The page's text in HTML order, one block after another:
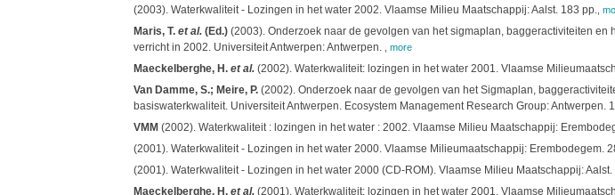
(2003). Waterkwaliteit - Lozingen in het water 2002. Vlaamse Milieu Maatschappij: Aalst. 183 pp.
Maris, T. et al.(Ed.)(2003). Onderzoek naar de gevolgen van het sigmaplan, baggeractiviteiten
verricht in 2002. Universiteit Antwerpen: Antwerpen.
more
Maeckelberghe, H. et al.(2002). Waterkwaliteit: lozingen in het water 2001. Vlaamse
Van Damme, S.; Meire, P.(2002). Onderzoek naar de gevolgen van het Sigmaplan,
basiswaterkwaliteit. Universiteit Antwerpen. Ecosystem Management Research Group: Antwerpen.
VMM (2002). Waterkwaliteit : lozingen in het water : 2002. Vlaamse Milieu Maatschappij:
(2001). Waterkwaliteit - Lozingen in het water 2000. Vlaamse Milieumaatschappij: Erembodegem.
(2001). Waterkwaliteit - Lozingen in het water 2000 (CD-ROM). Vlaamse Milieu Maatschappij: Aalst.
Maeckelberghe, H. et al.(2001). Waterkwaliteit: lozingen in het water 2001. Vlaamse